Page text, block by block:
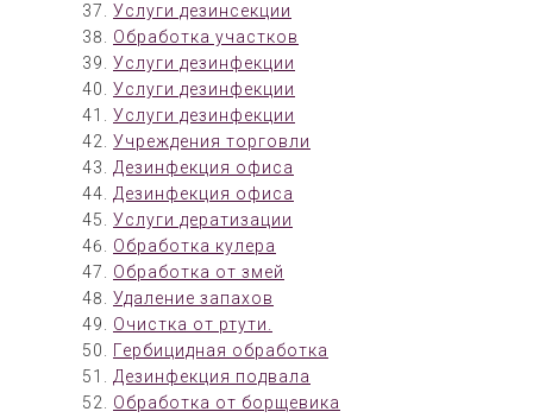
Услуги дезинсекции
Обработка участков
Услуги дезинфекции
Услуги дезинфекции
Услуги дезинфекции
Учреждения торговли
Дезинфекция офиса
Дезинфекция офиса
Услуги дератизации
Обработка кулера
Обработка от змей
Удаление запахов
Очистка от ртути.
Гербицидная обработка
Дезинфекция подвала
Обработка от борщевика